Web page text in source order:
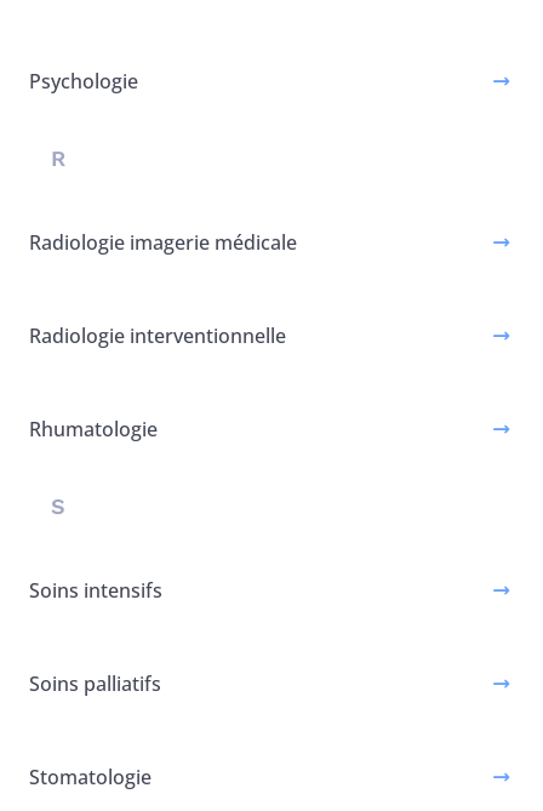
Psychologie
R
Radiologie imagerie médicale
Radiologie interventionnelle
Rhumatologie
S
Soins intensifs
Soins palliatifs
Stomatologie